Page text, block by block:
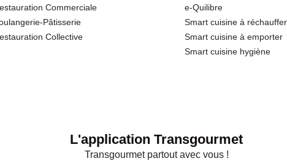
Commerciale
Pâtisserie
Collective
e-Quilibre
Smart cuisine à réchauffer
Smart cuisine à emporter
Smart cuisine hygiène
L'application Transgourmet
Transgourmet partout avec vous !